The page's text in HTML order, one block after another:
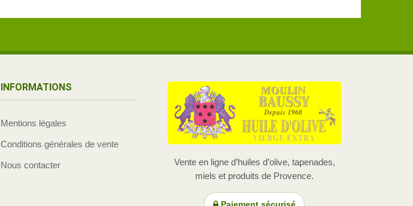
INFORMATIONS
Mentions légales
Conditions générales de vente
Nous contacter
Vente en ligne d’huiles d’olive, tapenades,
miels et produits de Provence.